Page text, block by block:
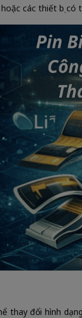
các thiết bị có
thay đổi hình